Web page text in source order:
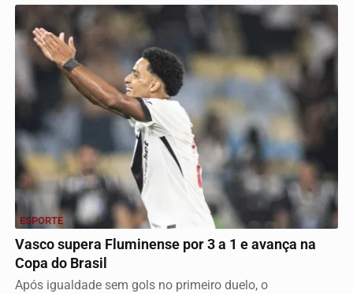
ESPORTE
Vasco supera Fluminense por 3 a 1 e avança na
Copa do Brasil
Após igualdade sem gols no primeiro duelo, o